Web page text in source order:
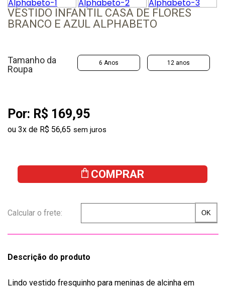
VESTIDO INFANTIL CASA DE FLORES
BRANCO E AZUL ALPHABETO
Tamanho da
Roupa
6 Anos 12 anos
Por: R$ 169,95
ou 3x de R$ 56,65
COMPRAR
Descrição do produto
Lindo vestido fresquinho para meninas de alcinha em